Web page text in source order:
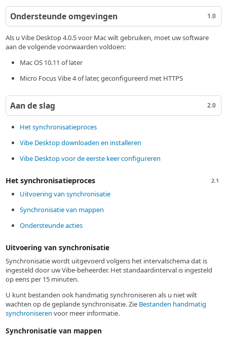
1.0
Ondersteunde omgevingen
Als u Vibe Desktop 4.0.5 voor Mac wilt gebruiken, moet uw software
aan de volgende voorwaarden voldoen:
Mac OS 10.11 of later
Micro Focus Vibe 4 of later, geconfigureerd met HTTPS
2.0
Aan de slag
Het synchronisatieproces
Vibe Desktop downloaden en installeren
Vibe Desktop voor de eerste keer configureren
2.1
Het synchronisatieproces
Uitvoering van synchronisatie
Synchronisatie van mappen
Ondersteunde acties
Uitvoering van synchronisatie
Synchronisatie wordt uitgevoerd volgens het intervalschema dat is
ingesteld door uw Vibe-beheerder. Het standaardinterval is ingesteld
op eens per 15 minuten.
U kunt bestanden ook handmatig synchroniseren als u niet wilt
wachten op de geplande synchronisatie. Zie Bestanden handmatig
synchroniseren voor meer informatie.
Synchronisatie van mappen